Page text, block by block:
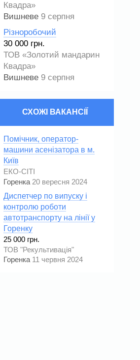
Квадра»
Вишневе 9 серпня
Різноробочий
30 000 грн.
ТОВ «Золотий мандарин
Квадра»
Вишневе 9 серпня
СХОЖІ ВАКАНСІЇ
Помічник, оператор-
машини асенізатора в м.
Київ
ЕКО-СІТІ
Горенка 20 вересня 2024
Диспетчер по випуску і
контролю роботи
автотранспорту на лінії у
Горенку
25 000 грн.
ТОВ "Рекультивація"
Горенка 11 червня 2024